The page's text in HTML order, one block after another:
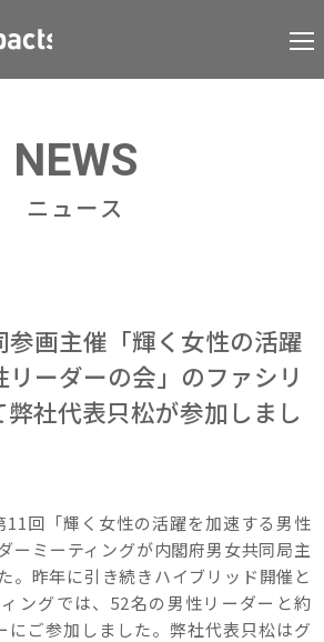
NEWS
ニュース
参画主催「輝く女性の活躍
ーダーの会」のファシリ
弊社代表只松が参加しまし
回「輝く女性の活躍を加速する男性
ーミーティングが内閣府男女共同局主
。昨年に引き続きハイブリッド開催と
ングでは、52名の男性リーダーと約
にご参加しました。弊社代表只松はグ